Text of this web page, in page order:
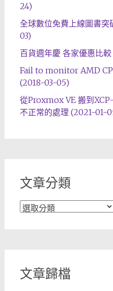
24)
全球數位免費上線圖書
03)
百貨週年慶 各家優惠比
Fail to monitor AMD
(2018-03-05)
從Proxmox VE 搬到
不正常的處理 (2021-01-
文章分類
文
文章歸檔